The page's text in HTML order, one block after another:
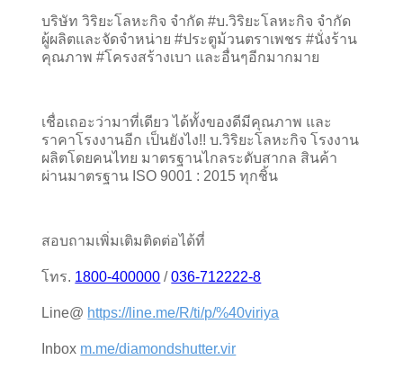
บริษัท วิริยะโลหะกิจ จำกัด #บ.วิริยะโลหะกิจ จำกัด
ผู้ผลิตและจัดจำหน่าย #ประตูม้วนตราเพชร #นั่งร้าน
คุณภาพ #โครงสร้างเบา และอื่นๆอีกมากมาย
เชื่อเถอะว่ามาที่เดียว ได้ทั้งของดีมีคุณภาพ และ
ราคาโรงงานอีก เป็นยังไง!! บ.วิริยะโลหะกิจ โรงงาน
ผลิตโดยคนไทย มาตรฐานไกลระดับสากล สินค้า
ผ่านมาตรฐาน ISO 9001 : 2015 ทุกชิ้น
สอบถามเพิ่มเติมติดต่อได้ที่
โทร. 1800-400000 / 036-712222-8
Line@ https://line.me/R/ti/p/%40viriya
Inbox m.me/diamondshutter.vir